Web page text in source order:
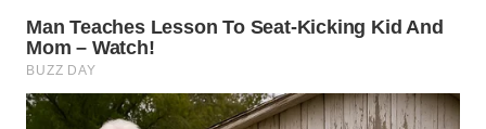
MALUKU
WN
MALUT